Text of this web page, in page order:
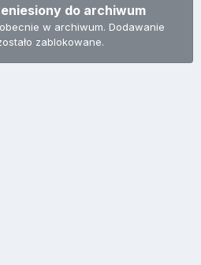
do archiwum
w archiwum. Dodawanie
zablokowane.